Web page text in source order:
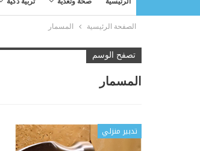
الصفحة الرئيسية المسمار
تصفح الوسم
المسمار
تدبير منزلي